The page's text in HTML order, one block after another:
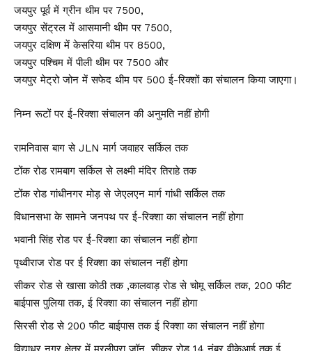
जयपुर पूर्व में ग्रीन थीम पर 7500,
जयपुर सेंट्रल में आसमानी थीम पर 7500,
जयपुर दक्षिण में केसरिया थीम पर 8500,
जयपुर पश्चिम में पीली थीम पर 7500 और
जयपुर मेट्रो जोन में सफेद थीम पर 500 ई-रिक्शों का संचालन किया जाएगा।
निम्न रूटों पर ई-रिक्शा संचालन की अनुमति नहीं होगी
रामनिवास बाग से JLN मार्ग जवाहर सर्किल तक
टोंक रोड रामबाग सर्किल से लक्ष्मी मंदिर तिराहे तक
टोंक रोड गांधीनगर मोड़ से जेएलएन मार्ग गांधी सर्किल तक
विधानसभा के सामने जनपथ पर ई-रिक्शा का संचालन नहीं होगा
भवानी सिंह रोड पर ई-रिक्शा का संचालन नहीं होगा
पृथ्वीराज रोड पर ई रिक्शा का संचालन नहीं होगा
सीकर रोड से खासा कोठी तक ,कालवाड़ रोड से चोमू सर्किल तक, 200 फीट
बाईपास पुलिया तक, ई रिक्शा का संचालन नहीं होगा
सिरसी रोड से 200 फीट बाईपास तक ई रिक्शा का संचालन नहीं होगा